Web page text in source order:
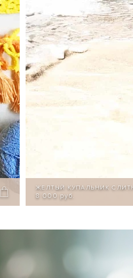
ЖЕЛТЫЙ КУПАЛЬНИК
8 000 руб.